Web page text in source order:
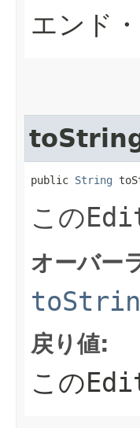
エンド
public String
この
オーバー
戻り値:
この